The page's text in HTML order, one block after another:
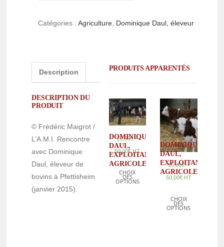
Catégories :Agriculture Dominique Daul, éleveur
Description
DESCRIPTION DU
PRODUIT
© Frédéric Maigrot /
L’A.M.I. Rencontre
avec Dominique
Daul, éleveur de
bovins à Pfettisheim
(janvier 2015).
PRODUITS APPARENTÉS
DOMINIQUE
DAUL,
EXPLOITANT
AGRICOLE
15,00€–
50,00€ HT
CHOIX
DES
OPTIONS
DOMINIQUE
DAUL,
EXPLOITANT
AGRICOLE
15,00€–
50,00€ HT
CHOIX
DES
OPTIONS